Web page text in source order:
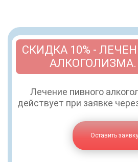
СКИДКА 10% -
АЛКОГОЛИЗМА.
Лечение пивного
действует при заявке
Оставить заявку